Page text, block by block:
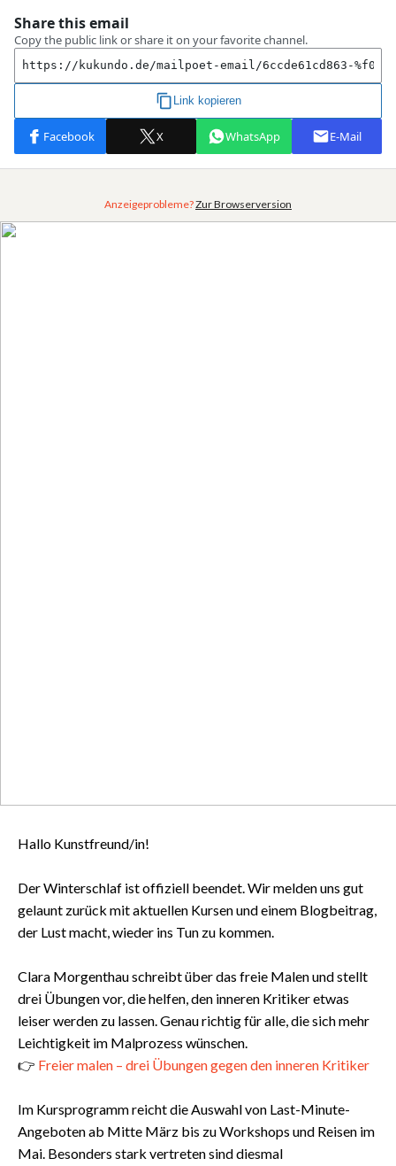
Anzeigeprobleme?Zur Browserversion
Hallo Kunstfreund/in!
Der Winterschlaf ist offiziell beendet. Wir melden uns gut
gelaunt zurück mit aktuellen Kursen und einem Blogbeitrag,
der Lust macht, wieder ins Tun zu kommen.
Clara Morgenthau schreibt über das freie Malen und stellt
drei Übungen vor, die helfen, den inneren Kritiker etwas
leiser werden zu lassen. Genau richtig für alle, die sich mehr
Leichtigkeit im Malprozess wünschen.
👉 Freier malen – drei Übungen gegen den inneren Kritiker
Im Kursprogramm reicht die Auswahl von Last-Minute-
Angeboten ab Mitte März bis zu Workshops und Reisen im
Mai. Besonders stark vertreten sind diesmal